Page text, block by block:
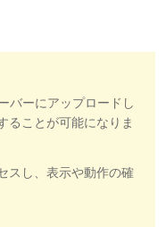
バーにアップロードし
ることが可能になりま
スし、表示や動作の確